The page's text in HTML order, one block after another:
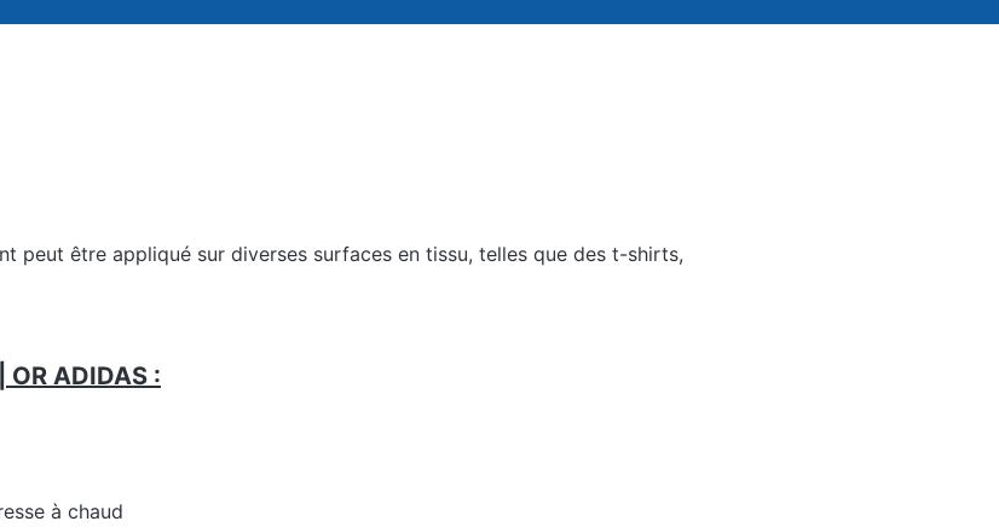
peut être appliqué sur diverses surfaces en tissu, telles que des t-shirts,
ADIDAS :
à chaud